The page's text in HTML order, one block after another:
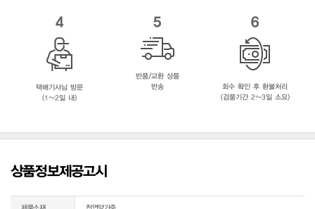
4
택배기사님 방문
(1~2일 내)
5
반품/교환 상품
반송
6
회수 확인 후 환불처리
(검품기간 2~3일 소요)
상품정보제공고시
제품소재 천연양가죽